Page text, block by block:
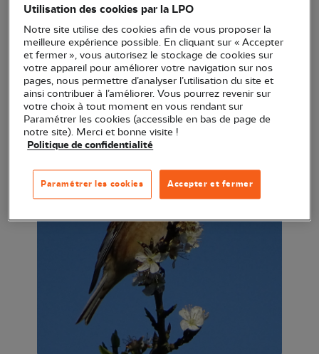
Au cours de cette séance, Marc Duvilla,
ornithologue chargé de missions à la LPO
Normandie, abordera différentes familles de
passereaux d’Europe et les détails à observer pour
une bonne identification !
Utilisation des cookies par la LPO
Notre site utilise des cookies afin de vous proposer la
meilleure expérience possible. En cliquant sur « Accepter
et fermer », vous autorisez le stockage de cookies sur
votre appareil pour améliorer votre navigation sur nos
pages, nous permettre d’analyser l’utilisation du site et
ainsi contribuer à l’améliorer. Vous pourrez revenir sur
votre choix à tout moment en vous rendant sur
Paramétrer les cookies (accessible en bas de page de
notre site). Merci et bonne visite !
Politique de confidentialité
Accepter et fermer
Paramétrer les cookies